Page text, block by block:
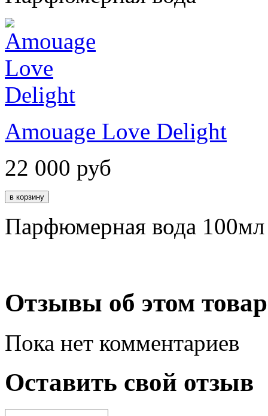
Amouage Love Delight
22 000 руб
Парфюмерная вода 100мл
Отзывы об этом
Пока нет комментариев
Оставить свой отзыв